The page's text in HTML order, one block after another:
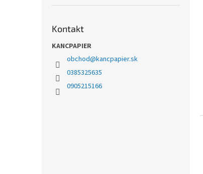
Kontakt
KANCPAPIER
obchod@kancpapier.sk
0385325635
0905215166